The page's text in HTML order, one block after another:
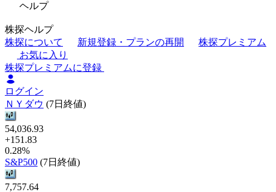
ヘルプ
株探ヘルプ
株探について
新規登録・プランの再開 株探プレミアム
お気に入り
株探プレミアムに登録
ログイン
ＮＹダウ (7日終値)
54,036.93
+151.83
0.28%
S&P500 (7日終値)
7,757.64